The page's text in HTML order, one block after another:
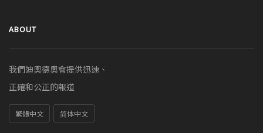
ABOUT
我們迪奧德奧會提供迅速、
正確和公正的報道
繁體中文 简体中文